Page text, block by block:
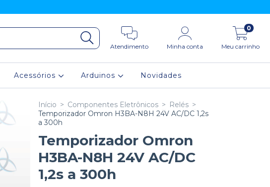
Atendimento Minha conta Meu carrinho
0
Acessórios Arduinos Novidades
Início > Componentes Eletrônicos > Relés >
Temporizador Omron H3BA-N8H 24V AC/DC 1,2s
a 300h
Temporizador Omron
H3BA-N8H 24V AC/DC
1,2s a 300h